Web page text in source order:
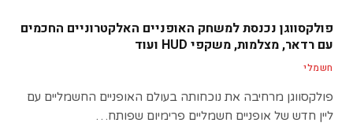
פולקסווגן נכנסת למשחק האופניים האלקטרוניים החכמים
עם רדאר, מצלמות, משקפי HUD ועוד
חשמלי
פולקסווגן מרחיבה את נוכחותה בעולם האופניים החשמליים עם
ליין חדש של אופניים חשמליים פרימיום שפותח…